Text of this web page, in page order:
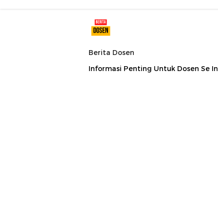
Berita Dosen
Informasi Penting Untuk Dosen Se